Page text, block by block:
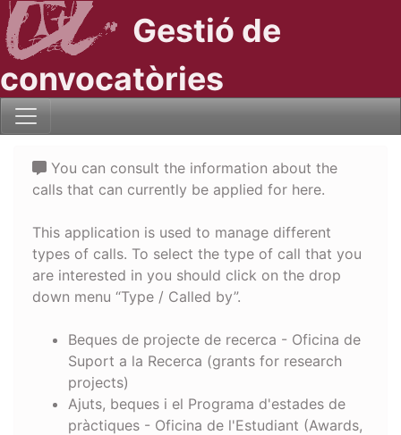
Gestió de
convocatòries
You can consult the information about the
calls that can currently be applied for here.
This application is used to manage different
types of calls. To select the type of call that you
are interested in you should click on the drop
down menu “Type / Called by”.
Beques de projecte de recerca - Oficina de
Suport a la Recerca (grants for research
projects)
Ajuts, beques i el Programa d'estades de
pràctiques - Oficina de l'Estudiant (Awards,